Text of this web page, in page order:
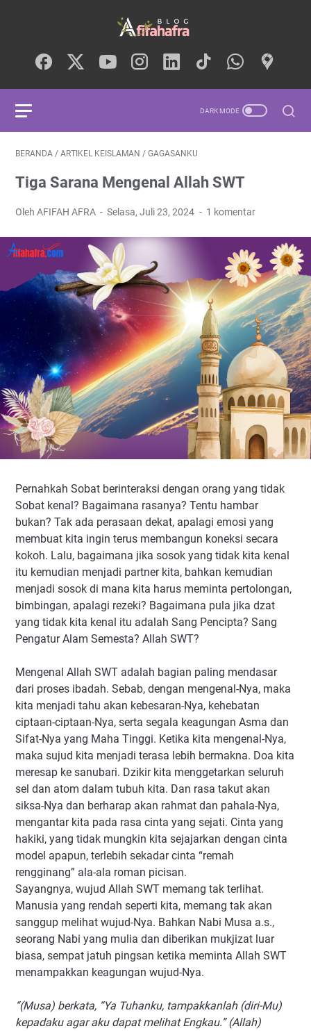
BERANDA / ARTIKEL KEISLAMAN / GAGASANKU
Tiga Sarana Mengenal Allah SWT
Oleh AFIFAH AFRA Selasa, Juli 23, 2024 1 komentar
Pernahkah Sobat berinteraksi dengan orang yang tidak
Sobat kenal? Bagaimana rasanya? Tentu hambar
bukan? Tak ada perasaan dekat, apalagi emosi yang
membuat kita ingin terus membangun koneksi secara
kokoh. Lalu, bagaimana jika sosok yang tidak kita kenal
itu kemudian menjadi partner kita, bahkan kemudian
menjadi sosok di mana kita harus meminta pertolongan,
bimbingan, apalagi rezeki? Bagaimana pula jika dzat
yang tidak kita kenal itu adalah Sang Pencipta? Sang
Pengatur Alam Semesta? Allah SWT?
Mengenal Allah SWT adalah bagian paling mendasar
dari proses ibadah. Sebab, dengan mengenal-Nya, maka
kita menjadi tahu akan kebesaran-Nya, kehebatan
ciptaan-ciptaan-Nya, serta segala keagungan Asma dan
Sifat-Nya yang Maha Tinggi. Ketika kita mengenal-Nya,
maka sujud kita menjadi terasa lebih bermakna. Doa kita
meresap ke sanubari. Dzikir kita menggetarkan seluruh
sel dan atom dalam tubuh kita. Dan rasa takut akan
siksa-Nya dan berharap akan rahmat dan pahala-Nya,
mengantar kita pada rasa cinta yang sejati. Cinta yang
hakiki, yang tidak mungkin kita sejajarkan dengan cinta
model apapun, terlebih sekadar cinta “remah
rengginang” ala-ala roman picisan.
Sayangnya, wujud Allah SWT memang tak terlihat.
Manusia yang rendah seperti kita, memang tak akan
sanggup melihat wujud-Nya. Bahkan Nabi Musa a.s.,
seorang Nabi yang mulia dan diberikan mukjizat luar
biasa, sempat jatuh pingsan ketika meminta Allah SWT
menampakkan keagungan wujud-Nya.
“(Musa) berkata, “Ya Tuhanku, tampakkanlah (diri-Mu)
kepadaku agar aku dapat melihat Engkau.” (Allah)